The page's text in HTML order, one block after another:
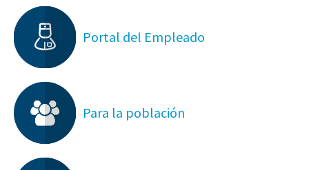
Portal del Empleado
Para la población